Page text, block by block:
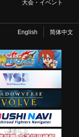
大会・イベント
English 简体中文